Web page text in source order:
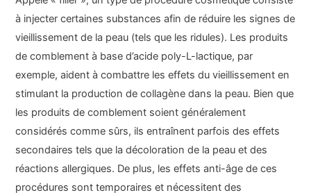
à injecter certaines substances afin de réduire les signes de
vieillissement de la peau (tels que les ridules). Les produits
de comblement à base d’acide poly-L-lactique, par
exemple, aident à combattre les effets du vieillissement en
stimulant la production de collagène dans la peau. Bien que
les produits de comblement soient généralement
considérés comme sûrs, ils entraînent parfois des effets
secondaires tels que la décoloration de la peau et des
réactions allergiques. De plus, les effets anti-âge de ces
procédures sont temporaires et nécessitent des